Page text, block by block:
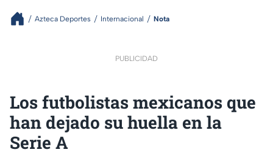
Azteca Deportes Internacional Nota
PUBLICIDAD
Los futbolistas mexicanos que
han dejado su huella en la
Serie A